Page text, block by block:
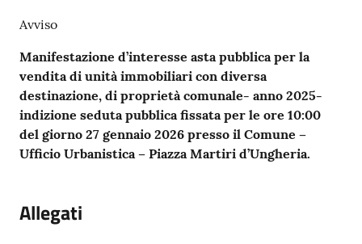
gli
argomenti...
Seguici
su
Contenuto
Avviso
Manifestazione d’interesse asta pubblica per la
vendita di unità immobiliari con diversa
destinazione, di proprietà comunale- anno 2025-
indizione seduta pubblica fissata per le ore 10:00
del giorno 27 gennaio 2026 presso il Comune –
Ufficio Urbanistica – Piazza Martiri d’Ungheria.
Allegati